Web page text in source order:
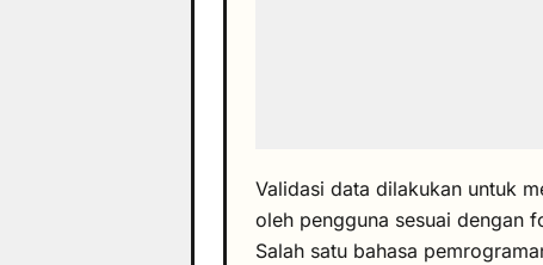
Validasi data dilakukan untuk
oleh pengguna sesuai dengan
Salah satu bahasa